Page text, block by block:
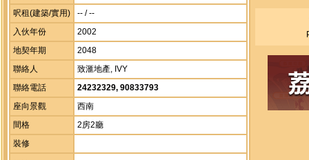
呎租(建築/實用)
-- / --
入伙年份
2002
地契年期
2048
聯絡人
致滙地產, IVY
聯絡電話
24232329, 90833793
座向景觀
西南
間格
2房2廳
裝修